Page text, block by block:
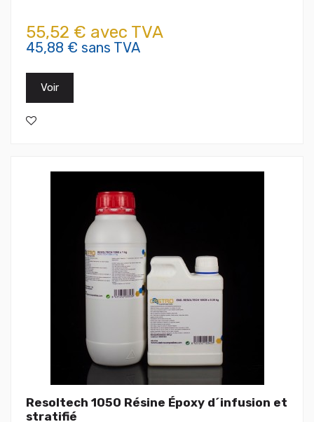
55,52 € avec TVA
45,88 € sans TVA
Voir
Resoltech 1050 Résine Époxy d´infusion et
stratifié